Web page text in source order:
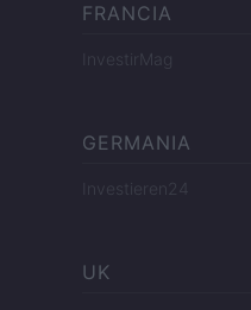
FRANCIA
InvestirMag
GERMANIA
Investieren24
UK